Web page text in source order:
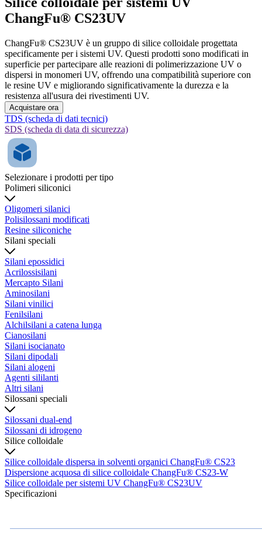
ChangFu® CS23UV
ChangFu® CS23UV è un gruppo di silice colloidale progettata
specificamente per i sistemi UV. Questi prodotti sono modificati in
superficie per partecipare alle reazioni di polimerizzazione UV o
dispersi in monomeri UV, offrendo una compatibilità superiore con
le resine UV e migliorando significativamente la durezza e la
resistenza all'usura dei rivestimenti UV.
Acquistare ora
TDS (scheda di dati tecnici)
SDS (scheda di data di sicurezza)
Selezionare i prodotti per tipo
Polimeri siliconici
Oligomeri silanici
Polisilossani modificati
Resine siliconiche
Silani speciali
Silani epossidici
Acrilossisilani
Mercapto Silani
Aminosilani
Silani vinilici
Fenilsilani
Alchilsilani a catena lunga
Cianosilani
Silani isocianato
Silani dipodali
Silani alogeni
Agenti sililanti
Altri silani
Silossani speciali
Silossani dual-end
Silossani di idrogeno
Silice colloidale
Silice colloidale dispersa in solventi organici ChangFu® CS23
Dispersione acquosa di silice colloidale ChangFu® CS23-W
Silice colloidale per sistemi UV ChangFu® CS23UV
Specificazioni